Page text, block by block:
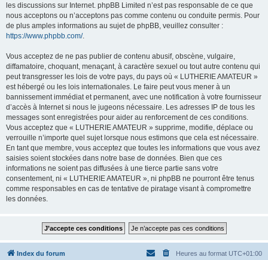
les discussions sur Internet. phpBB Limited n’est pas responsable de ce que
nous acceptons ou n’acceptons pas comme contenu ou conduite permis. Pour
de plus amples informations au sujet de phpBB, veuillez consulter :
https://www.phpbb.com/.
Vous acceptez de ne pas publier de contenu abusif, obscène, vulgaire,
diffamatoire, choquant, menaçant, à caractère sexuel ou tout autre contenu qui
peut transgresser les lois de votre pays, du pays où « LUTHERIE AMATEUR »
est hébergé ou les lois internationales. Le faire peut vous mener à un
bannissement immédiat et permanent, avec une notification à votre fournisseur
d’accès à Internet si nous le jugeons nécessaire. Les adresses IP de tous les
messages sont enregistrées pour aider au renforcement de ces conditions.
Vous acceptez que « LUTHERIE AMATEUR » supprime, modifie, déplace ou
verrouille n’importe quel sujet lorsque nous estimons que cela est nécessaire.
En tant que membre, vous acceptez que toutes les informations que vous avez
saisies soient stockées dans notre base de données. Bien que ces
informations ne soient pas diffusées à une tierce partie sans votre
consentement, ni « LUTHERIE AMATEUR », ni phpBB ne pourront être tenus
comme responsables en cas de tentative de piratage visant à compromettre
les données.
Index du forum Heures au format UTC+01:00